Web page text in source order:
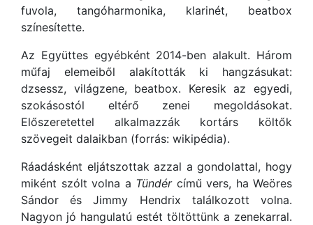
fuvola, tangóharmonika, klarinét, beatbox
színesítette.
Az Együttes egyébként 2014-ben alakult. Három
műfaj elemeiből alakították ki hangzásukat:
dzsessz, világzene, beatbox. Keresik az egyedi,
szokásostól eltérő zenei megoldásokat.
Előszeretettel alkalmazzák kortárs költők
szövegeit dalaikban (forrás: wikipédia).
Ráadásként eljátszottak azzal a gondolattal, hogy
miként szólt volna a Tündércímű vers, ha Weöres
Sándor és Jimmy Hendrix találkozott volna.
Nagyon jó hangulatú estét töltöttünk a zenekarral.